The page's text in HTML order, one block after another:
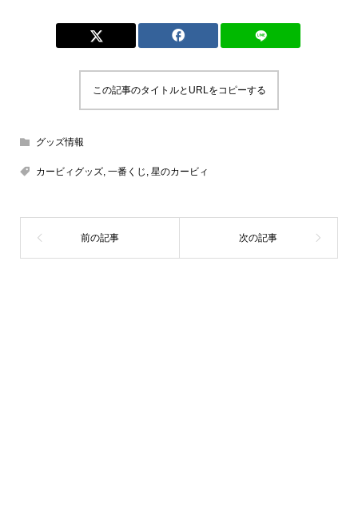
この記事のタイトルとURLをコピーする
グッズ情報
カービィグッズ, 一番くじ , 星のカービィ